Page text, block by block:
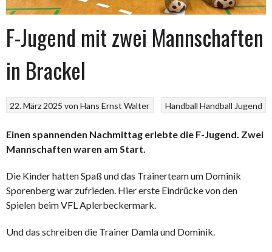
F-Jugend mit zwei Mannschaften
in Brackel
Handball Handball Jugend
22. März 2025 vonHans Ernst Walter
Einen spannenden Nachmittag erlebte die F-Jugend. Zwei
Mannschaften waren am Start.
Die Kinder hatten Spaß und das Trainerteam um Dominik
Sporenberg war zufrieden. Hier erste Eindrücke von den
Spielen beim VFL Aplerbeckermark.
Und das schreiben die Trainer Damla und Dominik.